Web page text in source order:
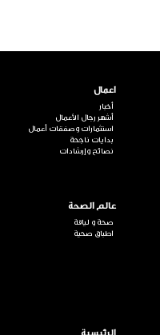
اعمال
أخبار
أشهر رجال الأعمال
استثمارات وصفقات أعمال
بدايات ناجحة
نصائح وإرشادات
عالم الصحة
صحة و لياقة
اطباق صحية
الرئيسية